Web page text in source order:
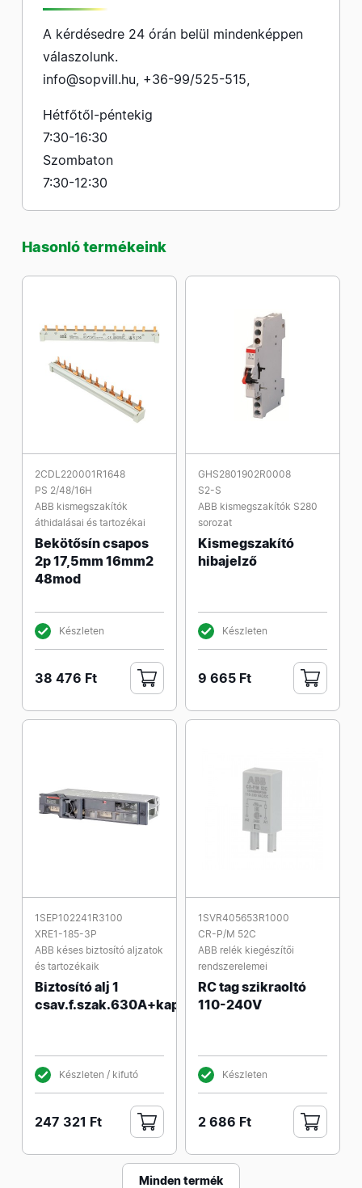
A kérdésedre 24 órán belül mindenképpen
válaszolunk.
info@sopvill.hu, +36-99/525-515,
Hétfőtől-péntekig
7:30-16:30
Szombaton
7:30-12:30
Hasonló termékeink
2CDL220001R1648
PS 2/48/16H
ABB kismegszakítók
áthidalásai és tartozékai
Bekötősín csapos
2p 17,5mm 16mm2
48mod
Készleten
38 476 Ft
GHS2801902R0008
S2-S
ABB kismegszakítók S280
sorozat
Kismegszakító
hibajelző
Készleten
9 665 Ft
1SEP102241R3100
XRE1-185-3P
ABB késes biztosító aljzatok
és tartozékaik
Biztosító alj 1
csav.f.szak.630A+kapcsol
Készleten / kifutó
247 321 Ft
1SVR405653R1000
CR-P/M 52C
ABB relék kiegészítői
rendszerelemei
RC tag szikraoltó
110-240V
Készleten
2 686 Ft
Minden termék